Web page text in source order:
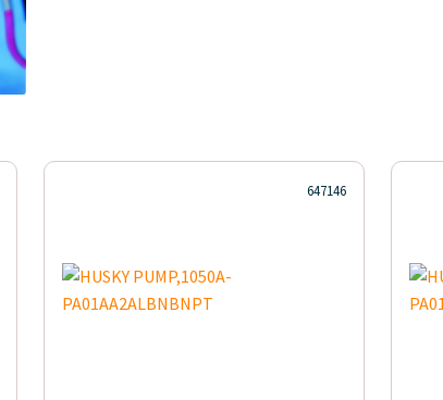
647146